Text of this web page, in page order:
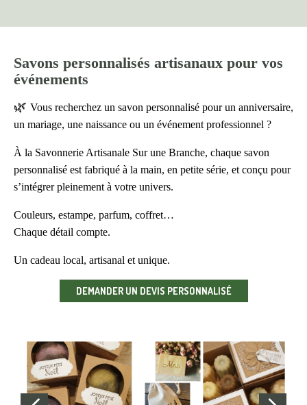
Savons personnalisés artisanaux pour vos
événements
🌿 Vous recherchez un savon personnalisé pour un anniversaire,
un mariage, une naissance ou un événement professionnel ?
À la Savonnerie Artisanale Sur une Branche, chaque savon
personnalisé est fabriqué à la main, en petite série, et conçu pour
s’intégrer pleinement à votre univers.
Couleurs, estampe, parfum, coffret…
Chaque détail compte.
Un cadeau local, artisanal et unique.
DEMANDER UN DEVIS PERSONNALISÉ